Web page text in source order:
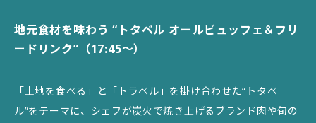
地元食材を味わう “トタベル オールビュッフェ＆フリ
ードリンク”（17:45〜）
「土地を食べる」と「トラベル」を掛け合わせた“トタベ
ル”をテーマに、シェフが炭火で焼き上げるブランド肉や旬の